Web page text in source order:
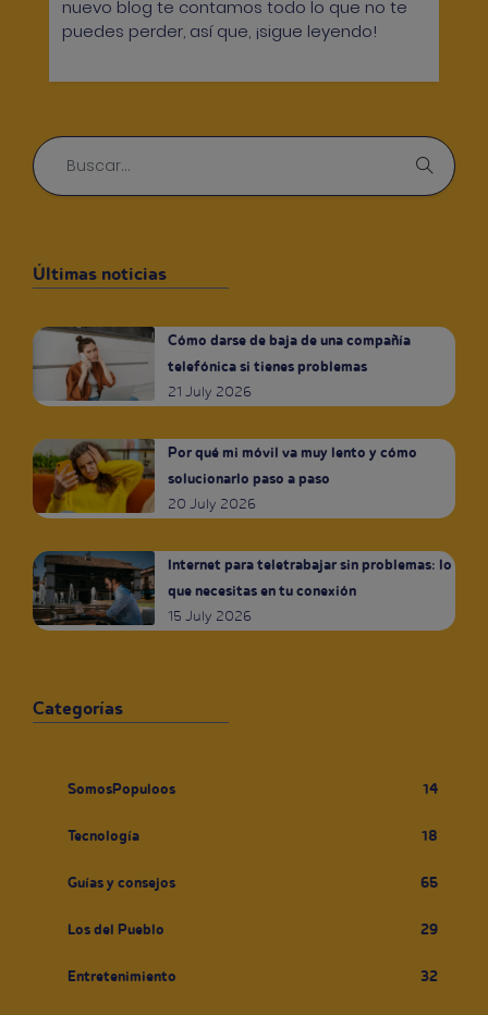
nuevo blog te contamos todo lo que no te
puedes perder, así que, ¡sigue leyendo!
Últimas noticias
Cómo darse de baja de una compañía
telefónica si tienes problemas
21 July 2026
Por qué mi móvil va muy lento y cómo
solucionarlo paso a paso
20 July 2026
Internet para teletrabajar sin problemas: lo
que necesitas en tu conexión
15 July 2026
Categorías
SomosPopuloos 14
Tecnología 18
Guías y consejos 65
Los del Pueblo 29
Entretenimiento 32